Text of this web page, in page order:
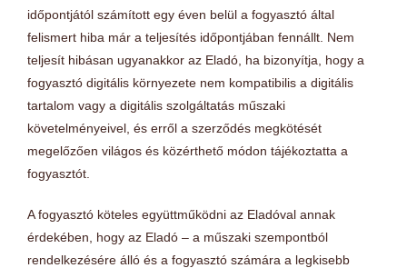
időpontjától számított egy éven belül a fogyasztó által
felismert hiba már a teljesítés időpontjában fennállt. Nem
teljesít hibásan ugyanakkor az Eladó, ha bizonyítja, hogy a
fogyasztó digitális környezete nem kompatibilis a digitális
tartalom vagy a digitális szolgáltatás műszaki
követelményeivel, és erről a szerződés megkötését
megelőzően világos és közérthető módon tájékoztatta a
fogyasztót.
A fogyasztó köteles együttműködni az Eladóval annak
érdekében, hogy az Eladó – a műszaki szempontból
rendelkezésére álló és a fogyasztó számára a legkisebb